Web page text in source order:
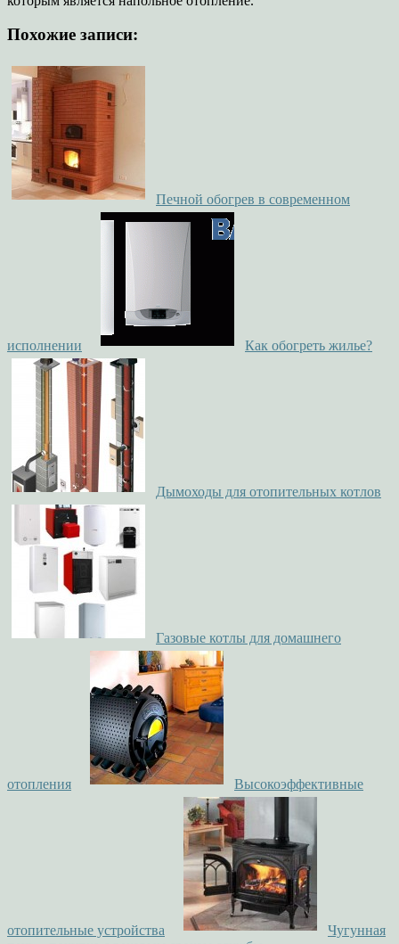
Похожие записи:
Печной обогрев в современном
исполнении Как обогреть жилье?
Дымоходы для отопительных котлов
Газовые котлы для домашнего
отопления Высокоэффективные
отопительные устройства
Чугунная